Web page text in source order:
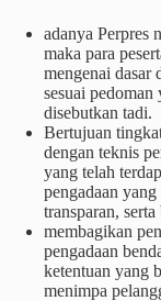
adanya Perpres
maka para
mengenai dasar
sesuai pedoman
disebutkan tadi.
Bertujuan
dengan teknis
yang telah
pengadaan
transparan, serta
membagikan
pengadaan
ketentuan yang
menimpa